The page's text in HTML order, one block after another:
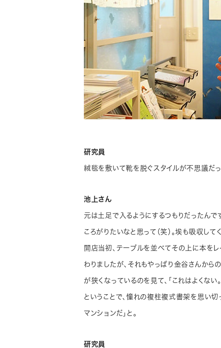
研究員
絨毯を敷いて靴を脱ぐスタイルが不思議だっ
池上さん
元は土足で入るようにするつもりだったんで
ころがりたいなと思って（笑）。埃も吸収して
開店当初、テーブルを並べてその上に本を
わりましたが、それもやっぱり金谷さんから
が狭くなっているのを見て、「これはよくな
ということで、憧れの複柱複式書架を思い
マンションだ」と。
研究員